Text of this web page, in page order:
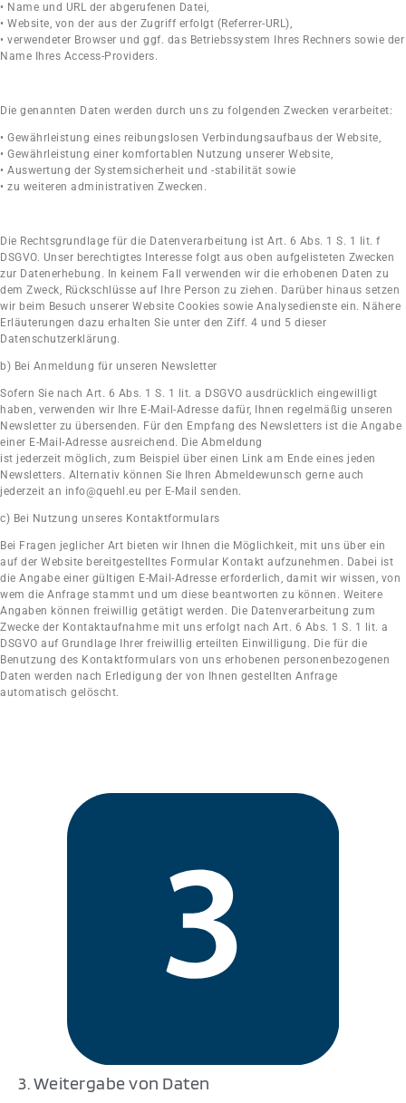
• Name und URL der abgerufenen Datei,
• Website, von der aus der Zugriff erfolgt (Referrer-URL),
• verwendeter Browser und ggf. das Betriebssystem Ihres Rechners sowie der
Name Ihres Access-Providers.
Die genannten Daten werden durch uns zu folgenden Zwecken verarbeitet:
• Gewährleistung eines reibungslosen Verbindungsaufbaus der Website,
• Gewährleistung einer komfortablen Nutzung unserer Website,
• Auswertung der Systemsicherheit und -stabilität sowie
• zu weiteren administrativen Zwecken.
Die Rechtsgrundlage für die Datenverarbeitung ist Art. 6 Abs. 1 S. 1 lit. f
DSGVO. Unser berechtigtes Interesse folgt aus oben aufgelisteten Zwecken
zur Datenerhebung. In keinem Fall verwenden wir die erhobenen Daten zu
dem Zweck, Rückschlüsse auf Ihre Person zu ziehen. Darüber hinaus setzen
wir beim Besuch unserer Website Cookies sowie Analysedienste ein. Nähere
Erläuterungen dazu erhalten Sie unter den Ziff. 4 und 5 dieser
Datenschutzerklärung.
b) Bei Anmeldung für unseren Newsletter
Sofern Sie nach Art. 6 Abs. 1 S. 1 lit. a DSGVO ausdrücklich eingewilligt
haben, verwenden wir Ihre E-Mail-Adresse dafür, Ihnen regelmäßig unseren
Newsletter zu übersenden. Für den Empfang des Newsletters ist die Angabe
einer E-Mail-Adresse ausreichend. Die Abmeldung
ist jederzeit möglich, zum Beispiel über einen Link am Ende eines jeden
Newsletters. Alternativ können Sie Ihren Abmeldewunsch gerne auch
jederzeit an info@quehl.eu per E-Mail senden.
c) Bei Nutzung unseres Kontaktformulars
Bei Fragen jeglicher Art bieten wir Ihnen die Möglichkeit, mit uns über ein
auf der Website bereitgestelltes Formular Kontakt aufzunehmen. Dabei ist
die Angabe einer gültigen E-Mail-Adresse erforderlich, damit wir wissen, von
wem die Anfrage stammt und um diese beantworten zu können. Weitere
Angaben können freiwillig getätigt werden. Die Datenverarbeitung zum
Zwecke der Kontaktaufnahme mit uns erfolgt nach Art. 6 Abs. 1 S. 1 lit. a
DSGVO auf Grundlage Ihrer freiwillig erteilten Einwilligung. Die für die
Benutzung des Kontaktformulars von uns erhobenen personenbezogenen
Daten werden nach Erledigung der von Ihnen gestellten Anfrage
automatisch gelöscht.
3. Weitergabe von Daten